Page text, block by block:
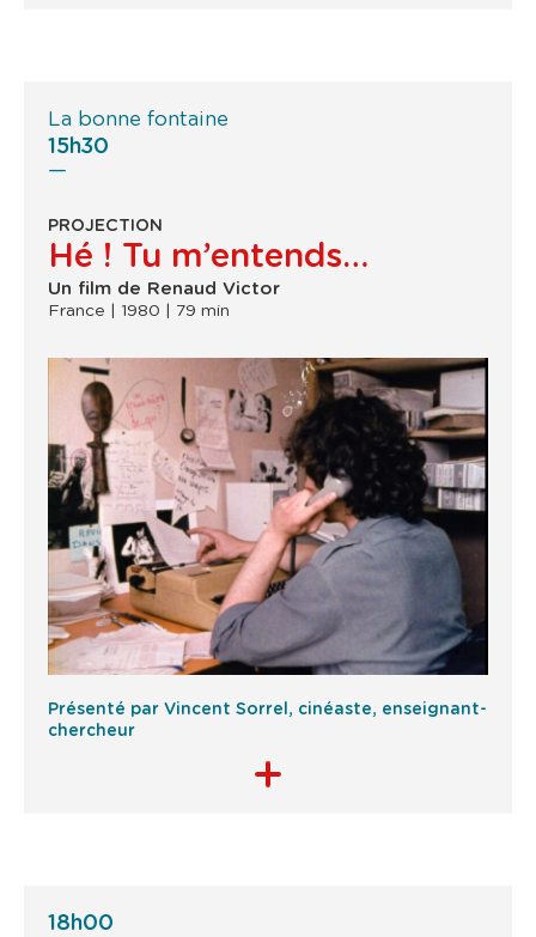
La bonne fontaine
15h30
PROJECTION
Hé ! Tu m’entends…
Un film de Renaud Victor
France | 1980 | 79 min
Présenté par Vincent Sorrel, cinéaste, enseignant-
chercheur
18h00